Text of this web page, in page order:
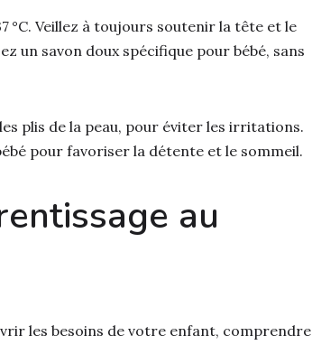
°C. Veillez à toujours soutenir la tête et le
un savon doux spécifique pour bébé, sans
plis de la peau, pour éviter les irritations.
pour favoriser la détente et le sommeil.
au
les besoins de votre enfant, comprendre